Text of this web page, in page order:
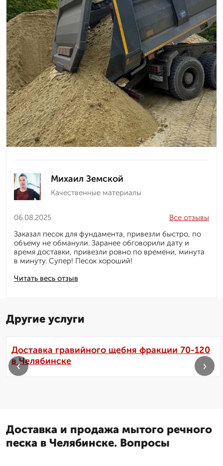
Михаил Земской
Качественные материалы
06.08.2025
Читать весь отзыв
Все отзывы
Заказал песок для фундамента, привезли быстро, по
объему не обманули. Заранее обговорили дату и
время доставки, привезли ровно по времени, минута
в минуту. Супер! Песок хороший!
Другие услуги
Доставка гравийного щебня фракции 70-120
в Челябинске
‹ ›
Доставка и продажа мытого речного
песка в Челябинске. Вопросы